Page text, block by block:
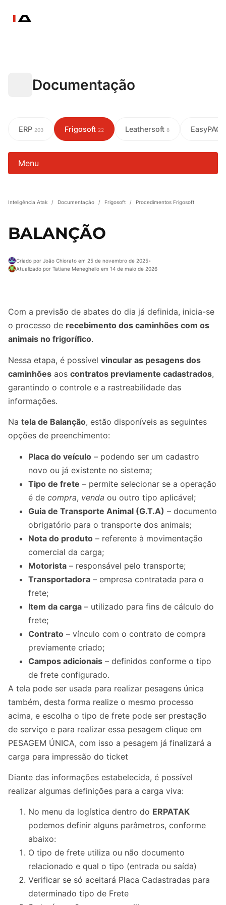
Documentação
ERP 203 Frigosoft 22 Leathersoft 8 EasyPAC
Menu
Inteligência Atak / Documentação / Frigosoft / Procedimentos Frigosoft
BALANÇÃO
Criado por João Chiorato em 25 de novembro de 2025•
Atualizado por Tatiane Meneghello em 14 de maio de 2026
Com a previsão de abates do dia já definida, inicia-se
o processo de recebimento dos caminhões com os
animais no frigorífico.
Nessa etapa, é possível vincular as pesagens dos
caminhões aos contratos previamente cadastrados,
garantindo o controle e a rastreabilidade das
informações.
Na tela de Balanção, estão disponíveis as seguintes
opções de preenchimento:
Placa do veículo – podendo ser um cadastro
novo ou já existente no sistema;
Tipo de frete – permite selecionar se a operação
é de compra, venda ou outro tipo aplicável;
Guia de Transporte Animal (G.T.A) – documento
obrigatório para o transporte dos animais;
Nota do produto – referente à movimentação
comercial da carga;
Motorista – responsável pelo transporte;
Transportadora – empresa contratada para o
frete;
Item da carga – utilizado para fins de cálculo do
frete;
Contrato – vínculo com o contrato de compra
previamente criado;
Campos adicionais – definidos conforme o tipo
de frete configurado.
A tela pode ser usada para realizar pesagens única
também, desta forma realize o mesmo processo
acima, e escolha o tipo de frete pode ser prestação
de serviço e para realizar essa pesagem clique em
PESAGEM ÚNICA, com isso a pesagem já finalizará a
carga para impressão do ticket
Diante das informações estabelecida, é possível
realizar algumas definições para a carga viva:
No menu da logística dentro do ERPATAK
podemos definir alguns parâmetros, conforme
abaixo:
O tipo de frete utiliza ou não documento
relacionado e qual o tipo (entrada ou saída)
Verificar se só aceitará Placa Cadastradas para
determinado tipo de Frete